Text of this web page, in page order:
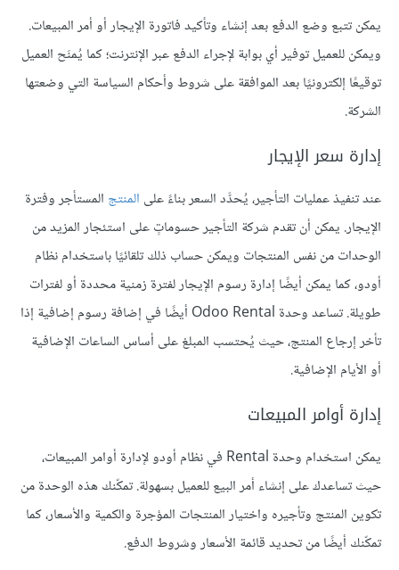
يمكن تتبع وضع الدفع بعد إنشاء وتأكيد فاتورة الإيجار أو أمر المبيعات.
ويمكن للعميل توفير أي بوابة لإجراء الدفع عبر الإنترنت؛ كما يُمنَح العميل
توقيعًا إلكترونيًا بعد الموافقة على شروط وأحكام السياسة التي وضعتها
الشركة.
إدارة سعر الإيجار
عند تنفيذ عمليات التأجير، يُحدَّد السعر بناءً على المنتج المستأجر وفترة
الإيجار. يمكن أن تقدم شركة التأجير حسوماتٍ على استئجار المزيد من
الوحدات من نفس المنتجات ويمكن حساب ذلك تلقائيًا باستخدام نظام
أودو، كما يمكن أيضًا إدارة رسوم الإيجار لفترة زمنية محددة أو لفترات
طويلة. تساعد وحدة Odoo Rental أيضًا في إضافة رسوم إضافية إذا
تأخر إرجاع المنتج، حيث يُحتسب المبلغ على أساس الساعات الإضافية
أو الأيام الإضافية.
إدارة أوامر المبيعات
يمكن استخدام وحدة Rental في نظام أودو لإدارة أوامر المبيعات،
حيث تساعدك على إنشاء أمر البيع للعميل بسهولة. تمكّنك هذه الوحدة من
تكوين المنتج وتأجيره واختيار المنتجات المؤجرة والكمية والأسعار، كما
تمكّنك أيضًا من تحديد قائمة الأسعار وشروط الدفع.